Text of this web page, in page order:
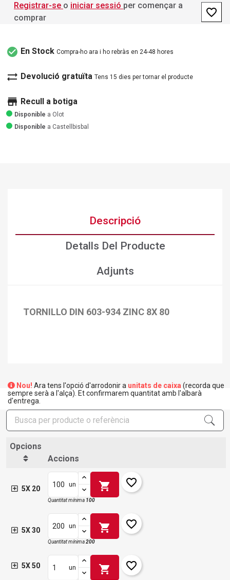
Registrar-se o iniciar sessió per començar a
comprar
favorite_border
check_circle En Stock Compra-ho ara i ho rebràs en 24-48 hores
sync_alt Devolució gratuïta Tens 15 dies per tornar el producte
store Recull a botiga
Disponible a Olot
Disponible a Castellbisbal
Descripció
Detalls Del Producte
Adjunts
TORNILLO DIN 603-934 ZINC 8X 80
Nou! Ara tens l'opció d'arrodonir a unitats de caixa (recorda que
sempre serà a l'alça). Et confirmarem quantitat amb l'albarà
d'entrega.
Opcions
Accions
5X 20
un shopping_cart favorite_border
Quantitat mínima 100
5X 30
un shopping_cart favorite_border
Quantitat mínima200
5X 50 un shopping_cart favorite_border